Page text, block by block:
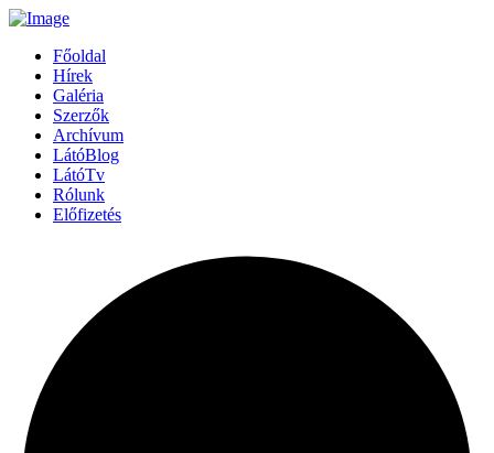
Főoldal
Hírek
Galéria
Szerzők
Archívum
LátóBlog
LátóTv
Rólunk
Előfizetés